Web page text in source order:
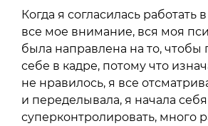
Когда я согласилась работать
все мое внимание, вся моя
была направлена на то, чтобы
себе в кадре, потому что
не нравилось, я все
и переделывала, я начала себя
суперконтролировать, много